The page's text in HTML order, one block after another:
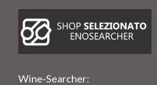
Wine-Searcher: